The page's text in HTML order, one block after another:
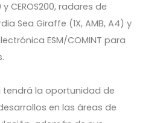
CEROS200, radares de
Sea Giraffe (1X, AMB, A4) y
ESM/COMINT para
tendrá la oportunidad de
en las áreas de